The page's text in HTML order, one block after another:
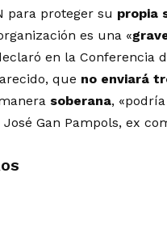
para proteger su propia
es una «
en la Conferencia
que no enviará
soberana,
Gan Pampols, ex